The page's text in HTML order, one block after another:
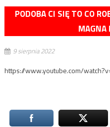
PODOBA CI SIĘ TO CO
MAGNA
9 sierpnia 2022
https://www.youtube.com/